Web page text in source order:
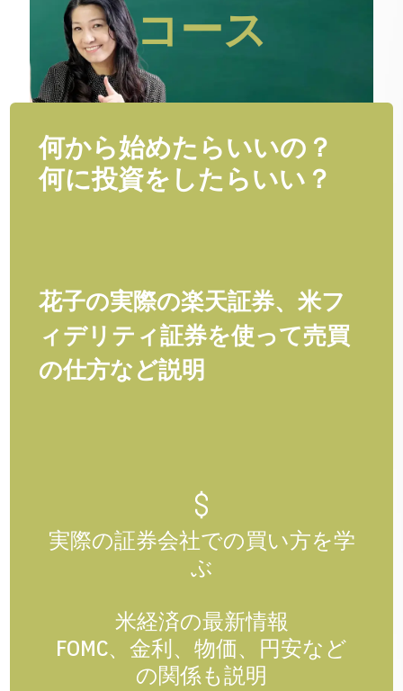
コース
何から始めたらいいの？
何に投資をしたらいい？
花子の実際の楽天証券、米フ
ィデリティ証券を使って売買
の仕方など説明
実際の証券会社での買い方を学
ぶ
米経済の最新情報
FOMC、金利、物価、円安など
の関係も説明